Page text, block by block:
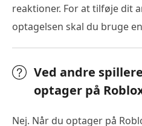
reaktioner. For at tilføje dit
optagelsen skal du bruge
Ved andre
optager på
Nej. Når du optager på